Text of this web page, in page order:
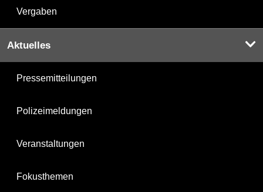
Vergaben
Aktuelles
Pressemitteilungen
Polizeimeldungen
Veranstaltungen
Fokusthemen